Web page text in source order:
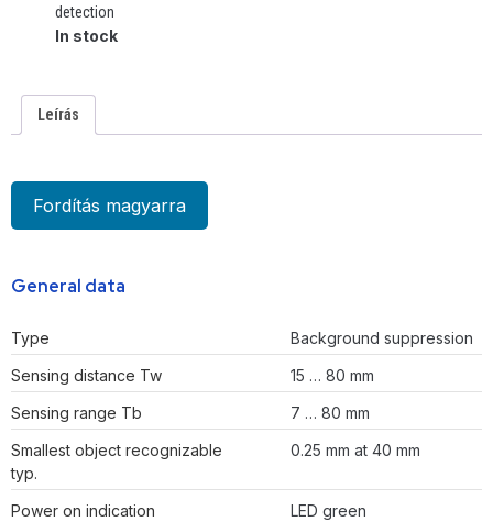
detection
In stock
Leírás
Fordítás magyarra
General data
Type
Background suppression
Sensing distance Tw
15 … 80 mm
Sensing range Tb
7 … 80 mm
Smallest object recognizable
typ.
0.25 mm at 40 mm
Power on indication
LED green